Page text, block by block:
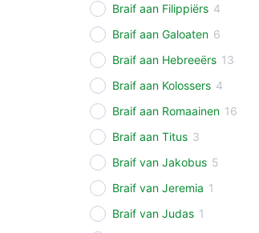
Braif aan Filippiërs 4
Braif aan Galoaten 6
Braif aan Hebreeërs 13
Braif aan Kolossers 4
Braif aan Romaainen 16
Braif aan Titus 3
Braif van Jakobus 5
Braif van Jeremia 1
Braif van Judas 1